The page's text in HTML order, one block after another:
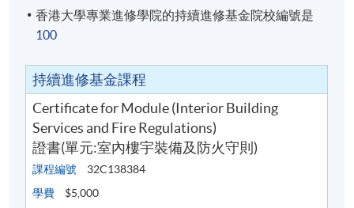
香港大學專業進修學院的持續進修基金院校編號是
100
持續進修基金課程
Certificate for Module (Interior Building
Services and Fire Regulations)
證書(單元:室內樓宇裝備及防火守則)
課程編號
32C138384
學費
$5,000